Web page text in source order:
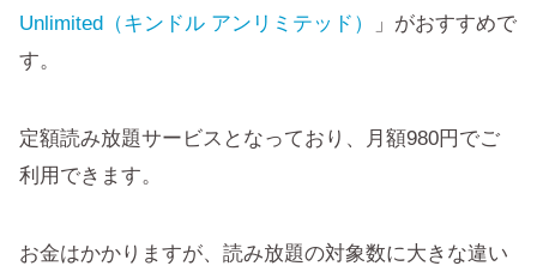
Unlimited（キンドル アンリミテッド）
」がおすすめで
す。
定額読み放題サービスとなっており、月額980円でご
利用できます。
お金はかかりますが、読み放題の対象数に大きな違い